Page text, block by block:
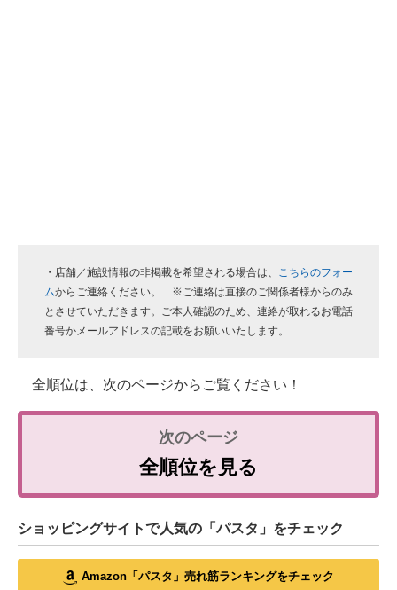
・店舗／施設情報の非掲載を希望される場合は、 こちらのフォー
ムからご連絡ください。 ※ご連絡は直接のご関係者様からのみ
とさせていただきます。ご本人確認のため、連絡が取れるお電話
番号かメールアドレスの記載をお願いいたします。
全順位は、次のページからご覧ください！
全順位を見る
ショッピングサイトで人気の「パスタ」をチェック
Amazon「パスタ」売れ筋ランキングをチェック